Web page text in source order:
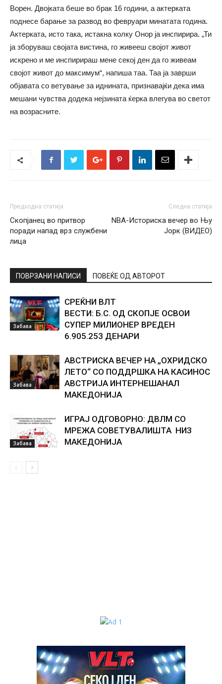
Ворен. Двојката беше во брак 16 години, а актерката
поднесе барање за развод во февруари минатата година.
Актерката, исто така, истакна колку Онор ја инспирира. „Ти
ја зборуваш својата вистина, го живееш својот живот
искрено и ме инспирираш мене секој ден да го живеам
својот живот до максимум“, напиша таа. Таа ја заврши
објавата со ветување за иднината, признавајќи дека има
мешани чувства додека нејзината ќерка влегува во светот
на возрасните.
Предходна статија
Скопјанец во притвор
поради напад врз службени
лица
Следна статија
NBA-Историска вечер во Њу
Јорк (ВИДЕО)
ПОВРЗАНИ НАПИСИ ПОВЕЌЕ ОД АВТОРОТ
Забава
СРЕЌНИ ВЛТ
ВЕСТИ: Б.С. ОД СКОПЈЕ ОСВОИ
СУПЕР МИЛИОНЕР ВРЕДЕН
6.905.253 ДЕНАРИ
Забава
АВСТРИСКА ВЕЧЕР НА „ОХРИДСКО
ЛЕТО“ СО ПОДДРШКА НА КАСИНОС
АВСТРИЈА ИНТЕРНЕШАНАЛ
МАКЕДОНИЈА
Забава
ИГРАЈ ОДГОВОРНО: ДВЛМ СО
МРЕЖА СОВЕТУВАЛИШТА НИЗ
МАКЕДОНИЈА